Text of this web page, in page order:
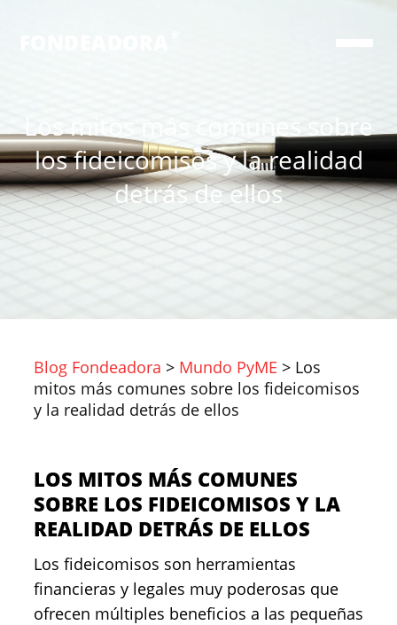
Los mitos más comunes sobre
los fideicomisos y la realidad
detrás de ellos
Blog Fondeadora > Mundo PyME > Los
mitos más comunes sobre los fideicomisos
y la realidad detrás de ellos
LOS MITOS MÁS COMUNES
SOBRE LOS FIDEICOMISOS Y LA
REALIDAD DETRÁS DE ELLOS
Los fideicomisos son herramientas
financieras y legales muy poderosas que
ofrecen múltiples beneficios a las pequeñas